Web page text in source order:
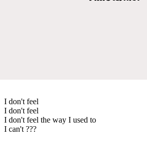
I don't feel
I don't feel
I don't feel the way I used to
I can't ???